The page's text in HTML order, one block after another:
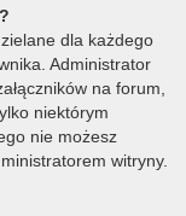
dla każdego
Administrator
na forum,
niektórym
nie możesz
witryny.